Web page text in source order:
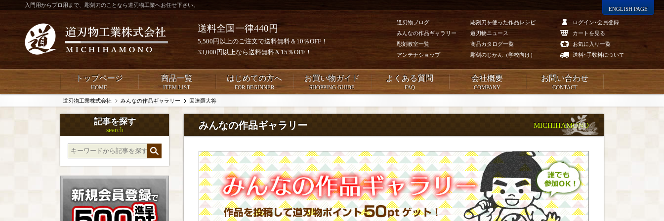
入門用からプロ用まで、彫刻刀のことなら道刃物工業へお任せ下さい。
送料全国一律440円
5,500円以上のご注文で送料無料＆10％OFF！
33,000円以上なら送料無料＆15％OFF！
道刃物ブログ
みんなの作品ギャラリー
彫刻教室一覧
アンテナショップ
彫刻刀を使った作品レシピ
道刃物ニュース
商品カタログ一覧
彫刻のじかん（学校向け）
ログイン･会員登録
カートを見る
お気に入り一覧
送料･手数料について
ENGLISH PAGE
トップページ
HOME
商品一覧
ITEM LIST
はじめての方へ
FOR BEGINNER
お買い物ガイド
SHOPPING GUIDE
よくある質問
FAQ
会社概要
COMPANY
お問い合わせ
CONTACT
道刃物工業株式会社 みんなの作品ギャラリー 因達羅大将
みんなの作品ギャラリー MICHIHAMONO
記事を探す
search